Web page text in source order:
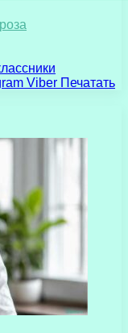
Viber Печатать